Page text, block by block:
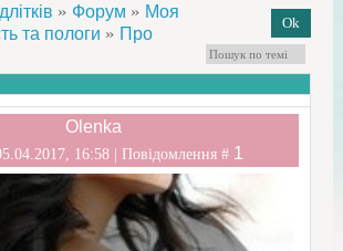
» Форум » Моя
та пологи » Про
Olenka
16:58 | Повідомлення # 1